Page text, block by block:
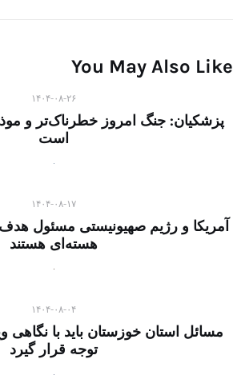
You May Also Like
۱۴۰۴-۰۸-۲۶
پزشکیان: جنگ امروز خطرناک‌تر و
است
۱۴۰۴-۰۸-۱۷
آمریکا و رژیم صهیونیستی مسئول
هسته‌ای هستند
۱۴۰۴-۰۸-۰۴
مسائل استان خوزستان باید با نگاهی
توجه قرار گیرد